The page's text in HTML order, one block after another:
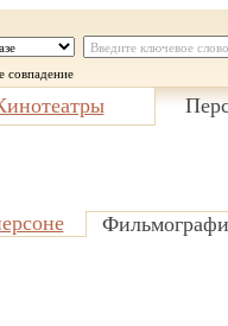
совпадение